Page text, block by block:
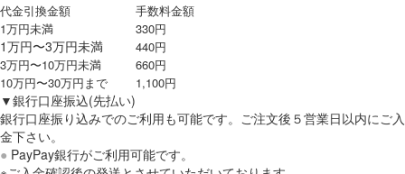
代金引換金額
手数料金額
1万円未満
330円
1万円〜3万円未満
440円
3万円〜10万円未満
660円
10万円〜30万円まで
1,100円
▼銀行口座振込(先払い)
銀行口座振り込みでのご利用も可能です。ご注文後５営業日以内にご入
金下さい。
● PayPay銀行がご利用可能です。